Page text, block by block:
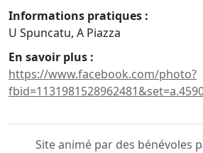
Informations pratiques :
U Spuncatu, A Piazza
En savoir plus :
https://www.facebook.com/photo?
Site animé par des bénévoles